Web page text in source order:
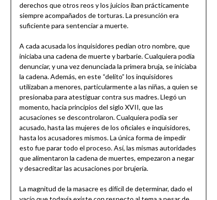
derechos que otros reos y los juicios iban prácticamente
siempre acompañados de torturas. La presunción era
suficiente para sentenciar a muerte.
A cada acusada los inquisidores pedían otro nombre, que
iniciaba una cadena de muerte y barbarie. Cualquiera podía
denunciar, y una vez denunciada la primera bruja, se iniciaba
la cadena. Además, en este “delito” los inquisidores
utilizaban a menores, particularmente a las niñas, a quien se
presionaba para atestiguar contra sus madres. Llegó un
momento, hacia principios del siglo XVII, que las
acusaciones se descontrolaron. Cualquiera podía ser
acusado, hasta las mujeres de los oficiales e inquisidores,
hasta los acusadores mismos. La única forma de impedir
esto fue parar todo el proceso. Así, las mismas autoridades
que alimentaron la cadena de muertes, empezaron a negar
y desacreditar las acusaciones por brujería.
La magnitud de la masacre es difícil de determinar, dado el